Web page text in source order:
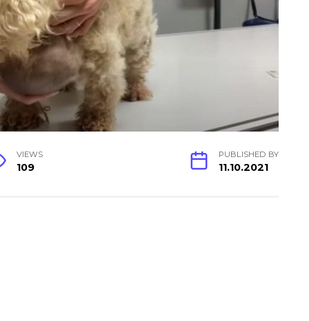
VIEWS
109
PUBLISHED BY
11.10.2021